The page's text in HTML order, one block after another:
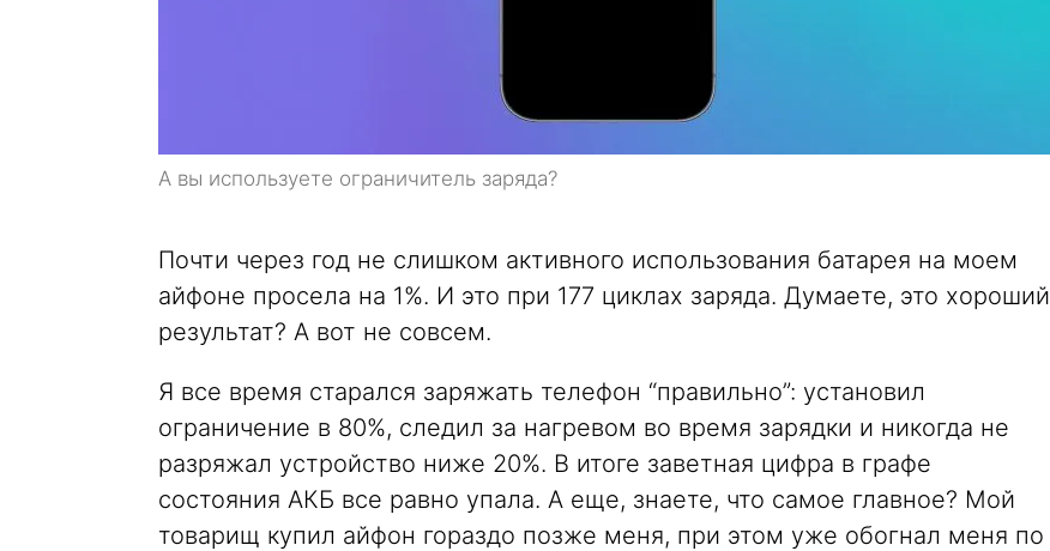
А вы используете ограничитель заряда?
Почти через год не слишком активного использования батарея на моем
айфоне просела на 1%. И это при 177 циклах заряда. Думаете, это хороший
результат? А вот не совсем.
Я все время старался заряжать телефон “правильно”: установил
ограничение в 80%, следил за нагревом во время зарядки и никогда не
разряжал устройство ниже 20%. В итоге заветная цифра в графе
состояния АКБ все равно упала. А еще, знаете, что самое главное? Мой
товарищ купил айфон гораздо позже меня, при этом уже обогнал меня по